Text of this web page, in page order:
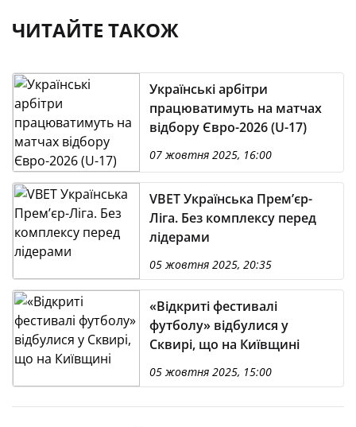
ЧИТАЙТЕ ТАКОЖ
Українські арбітри
працюватимуть на матчах
відбору Євро-2026 (U-17)
07 жовтня 2025, 16:00
VBET Українська Премʼєр-
Ліга. Без комплексу перед
лідерами
05 жовтня 2025, 20:35
«Відкриті фестивалі
футболу» відбулися у
Сквирі, що на Київщині
05 жовтня 2025, 15:00